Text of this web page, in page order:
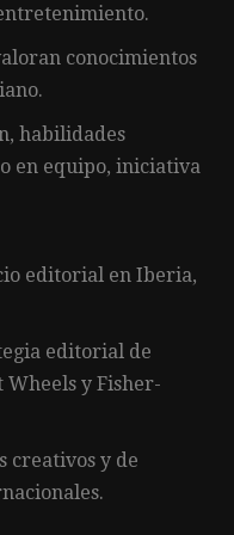
conocimientos
habilidades
en equipo, iniciativa
editorial en Iberia,
editorial de
Wheels y Fisher-
creativos y de